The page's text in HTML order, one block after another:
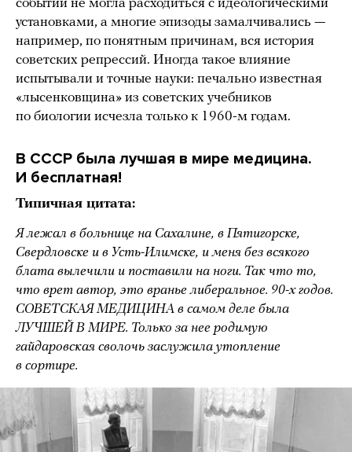
событий не могла расходиться с идеологическими
установками, а многие эпизоды замалчивались —
например, по понятным причинам, вся история
советских репрессий. Иногда такое влияние
испытывали и точные науки: печально известная
«лысенковщина» из советских учебников
по биологии исчезла только к 1960-м годам.
В СССР была лучшая в мире медицина.
И бесплатная!
Типичная цитата:
Я лежал в больнице на Сахалине, в Пятигорске,
Свердловске и в Усть-Илимске, и меня без всякого
блата вылечили и поставили на ноги. Так что то,
что врет автор, это вранье либеральное. 90-х годов.
СОВЕТСКАЯ МЕДИЦИНА в самом деле была
ЛУЧШЕЙ В МИРЕ. Только за нее родимую
гайдаровская сволочь заслужила утопление
в сортире.